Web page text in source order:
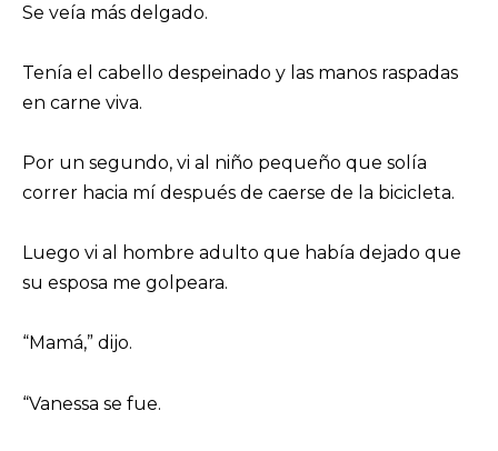
Se veía más delgado.
Tenía el cabello despeinado y las manos raspadas
en carne viva.
Por un segundo, vi al niño pequeño que solía
correr hacia mí después de caerse de la bicicleta.
Luego vi al hombre adulto que había dejado que
su esposa me golpeara.
“Mamá,” dijo.
“Vanessa se fue.